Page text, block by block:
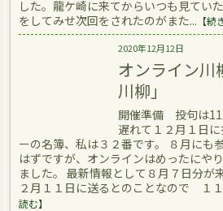
した。龍ケ崎に来てからいつも見てい
をしてみせ次回をされたのがまた... 【続
2020年12月12日
オンライン川
川柳」
開催準備 投句は11
遅れて１２月１日
ーの名簿、私は３２番です。 ８月にも
はずですが、オンラインはめったにや
ました。 最新情報として８月７日分が
２月１１日に送るとのことなので １
読む】